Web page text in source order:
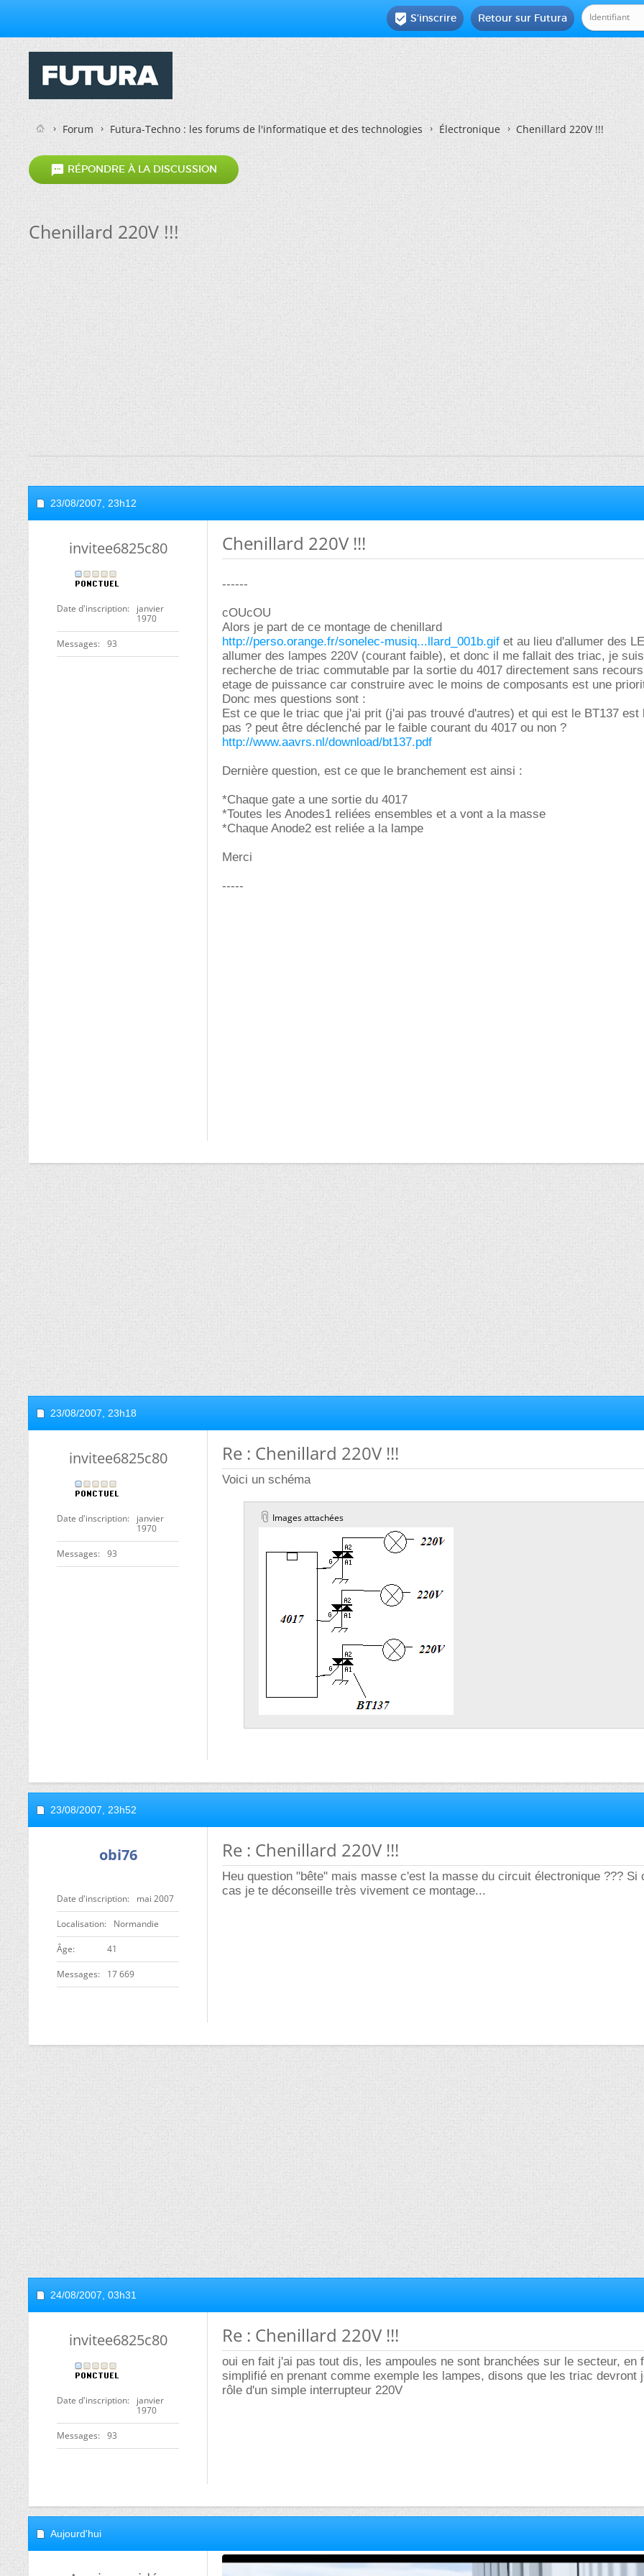
Retour sur Futura
 S'inscrire
Forum Futura-Techno : les forums de l'informatique et des technologies Électronique Chenillard 220V !!!
 RÉPONDRE À LA DISCUSSION
Chenillard 220V !!!
23/08/2007, 23h12
invitee6825c80
Date d'inscription
janvier
1970
Messages 93
Chenillard 220V !!!
------
cOUcOU
Alors je part de ce montage de chenillard
http://perso.orange.fr/sonelec-musiq...llard_001b.gif et au lieu d'allumer des
allumer des lampes 220V (courant faible), et donc il me fallait des triac, je
recherche de triac commutable par la sortie du 4017 directement sans
etage de puissance car construire avec le moins de composants est une
Donc mes questions sont :
Est ce que le triac que j'ai prit (j'ai pas trouvé d'autres) et qui est le BT137 est
pas ? peut être déclenché par le faible courant du 4017 ou non ?
http://www.aavrs.nl/download/bt137.pdf
Dernière question, est ce que le branchement est ainsi :
*Chaque gate a une sortie du 4017
*Toutes les Anodes1 reliées ensembles et a vont a la masse
*Chaque Anode2 est reliée a la lampe
Merci
-----
23/08/2007, 23h18
invitee6825c80
Date d'inscription
janvier
1970
Messages 93
Re : Chenillard 220V !!!
Voici un schéma
Images attachées
23/08/2007, 23h52
obi76
Date d'inscription mai 2007
Localisation Normandie
ge 41
Messages 17 669
Re : Chenillard 220V !!!
Heu question "bête" mais masse c'est la masse du circuit électronique ??? Si
cas je te déconseille très vivement ce montage...
24/08/2007, 03h31
invitee6825c80
Date d'inscription
janvier
1970
Messages 93
Re : Chenillard 220V !!!
oui en fait j'ai pas tout dis, les ampoules ne sont branchées sur le secteur, en
simplifié en prenant comme exemple les lampes, disons que les triac devront
rôle d'un simple interrupteur 220V
Aujourd'hui